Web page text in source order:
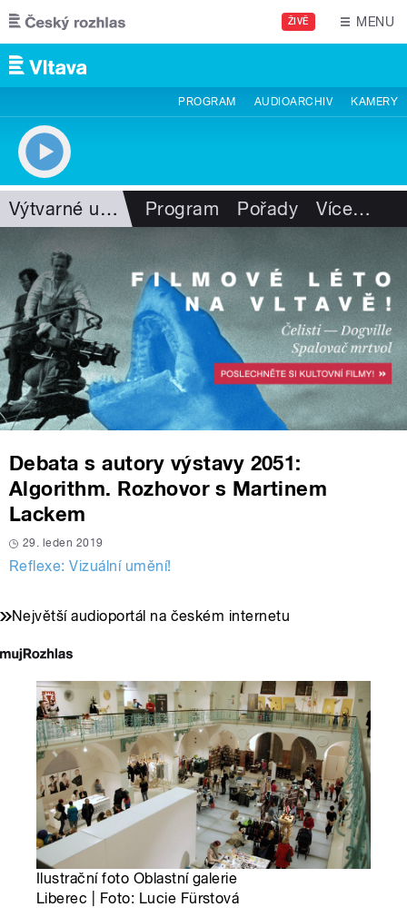
Přejít k hlavnímu obsahu
ŽIVĚ MENU
PROGRAM AUDIOARCHIV KAMERY
Výtvarné umění Program Pořady Více…
Debata s autory výstavy 2051:
Algorithm. Rozhovor s Martinem
Lackem
29. leden 2019
Reflexe: Vizuální umění!
Největší audioportál na českém internetu
Ilustrační foto Oblastní galerie
Liberec | Foto: Lucie Fürstová